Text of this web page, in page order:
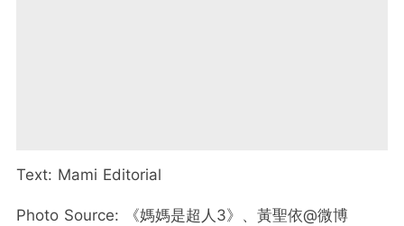
Text: Mami Editorial
Photo Source: 《媽媽是超人3》、黃聖依@微博